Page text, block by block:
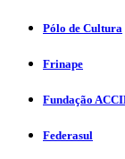
Pólo de Cultura
Frinape
Fundação
Federasul